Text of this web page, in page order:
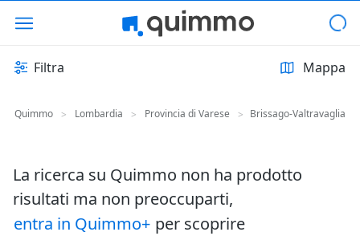
Filtra Mappa
Quimmo > Lombardia > Provincia di Varese > Brissago-Valtravaglia
La ricerca su Quimmo non ha prodotto
risultati ma non preoccuparti,
entra in Quimmo+ per scoprire